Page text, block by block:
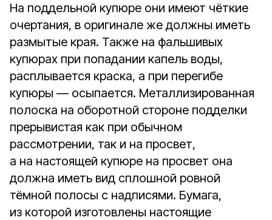
На поддельной купюре они имеют чёткие
очертания, в оригинале же должны иметь
размытые края. Также на фальшивых
купюрах при попадании капель воды,
расплывается краска, а при перегибе
купюры — осыпается. Металлизированная
полоска на оборотной стороне подделки
прерывистая как при обычном
рассмотрении, так и на просвет,
а на настоящей купюре на просвет она
должна иметь вид сплошной ровной
тёмной полосы с надписями. Бумага,
из которой изготовлены настоящие